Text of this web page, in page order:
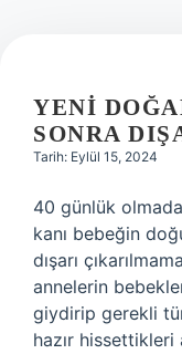
YENI
SONRA
Tarih: Eylül 15, 2024
40 günlük
kanı bebeğin
dışarı
annelerin
giydirip gerekli
hazır hissettikleri